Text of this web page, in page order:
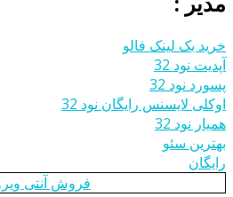
خرید بک لینک فالو
آپدیت نود 32
پسورد نود 32
اوکلی لایسنس رایگان نود 32
همیار نود 32
بهترین سئو
رایگان
فروش آنتی